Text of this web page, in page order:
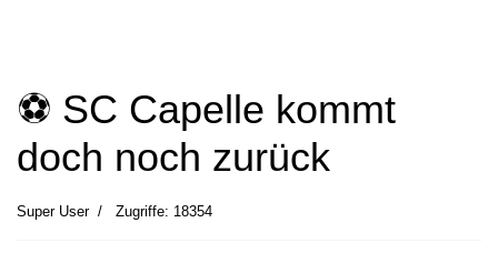
⚽️ SC Capelle kommt
doch noch zurück
Super User Zugriffe: 18354